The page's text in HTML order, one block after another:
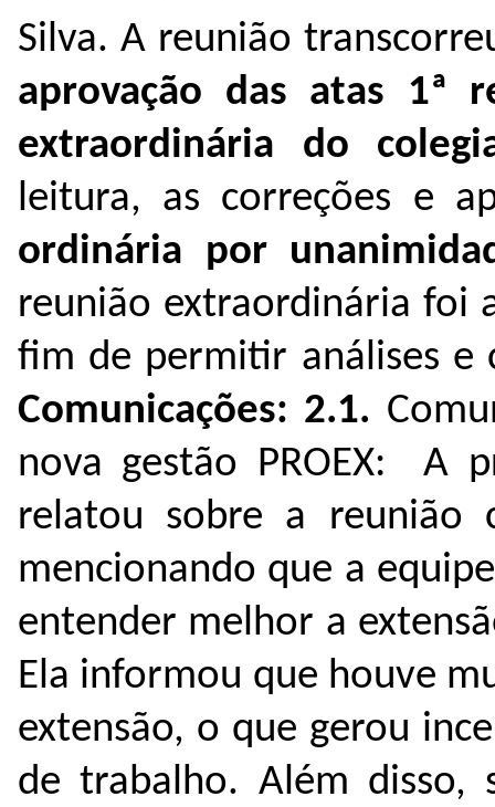
Silva. A reunião
aprovação das atas 1ª
extraordinária do
leitura, as correções e
ordinária por
reunião extraordinária foi
fim de permitir análises e
Comunicações: 2.1.
nova gestão PROEX: A
relatou sobre a reunião
mencionando que a
entender melhor a
Ela informou que houve
extensão, o que gerou
de trabalho. Além disso,